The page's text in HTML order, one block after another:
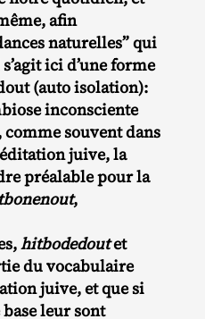
afin
naturelles” qui
ici d’une forme
(auto isolation):
inconsciente
comme souvent dans
juive, la
préalable pour la
,
hitbodedoutet
du vocabulaire
juive, et que si
leur sont